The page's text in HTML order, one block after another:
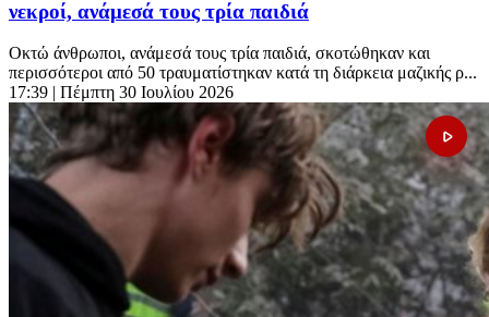
νεκροί, ανάμεσά τους τρία παιδιά
Οκτώ άνθρωποι, ανάμεσά τους τρία παιδιά, σκοτώθηκαν και
περισσότεροι από 50 τραυματίστηκαν κατά τη διάρκεια μαζικής ρ...
17:39 | Πέμπτη 30 Ιουλίου 2026